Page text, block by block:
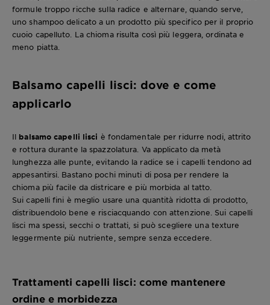
formule troppo ricche sulla radice e alternare, quando serve,
uno shampoo delicato a un prodotto più specifico per il proprio
cuoio capelluto. La chioma risulta così più leggera, ordinata e
meno piatta.
Balsamo capelli lisci: dove e come
applicarlo
Il balsamo capelli lisci è fondamentale per ridurre nodi, attrito
e rottura durante la spazzolatura. Va applicato da metà
lunghezza alle punte, evitando la radice se i capelli tendono ad
appesantirsi. Bastano pochi minuti di posa per rendere la
chioma più facile da districare e più morbida al tatto.
Sui capelli fini è meglio usare una quantità ridotta di prodotto,
distribuendolo bene e risciacquando con attenzione. Sui capelli
lisci ma spessi, secchi o trattati, si può scegliere una texture
leggermente più nutriente, sempre senza eccedere.
Trattamenti capelli lisci: come mantenere
ordine e morbidezza